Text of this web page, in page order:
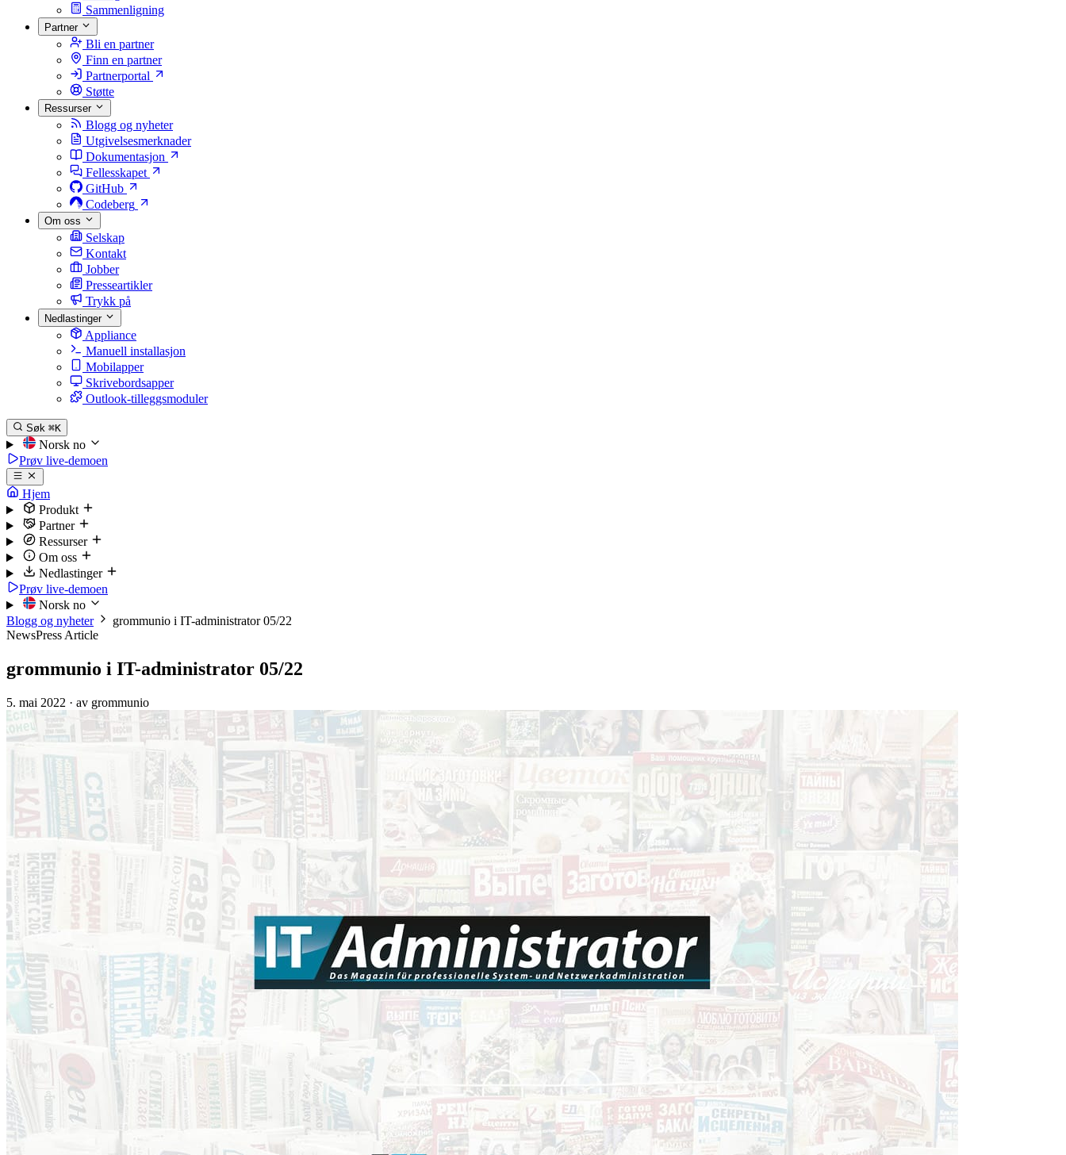
Sammenligning
Partner
Bli en partner
Finn en partner
Partnerportal
Støtte
Ressurser
Blogg og nyheter
Utgivelsesmerknader
Dokumentasjon
Fellesskapet
GitHub
Codeberg
Om oss
Selskap
Kontakt
Jobber
Presseartikler
Trykk på
Nedlastinger
Appliance
Manuell installasjon
Mobilapper
Skrivebordsapper
Outlook-tilleggsmoduler
Søk ⌘K
Norsk no
Prøv live-demoen
Hjem
Produkt
Partner
Ressurser
Om oss
Nedlastinger
Prøv live-demoen
Norsk no
Blogg og nyheter
grommunio i IT-administrator 05/22
NewsPress Article
grommunio i IT-administrator 05/22
5. mai 2022 · av grommunio